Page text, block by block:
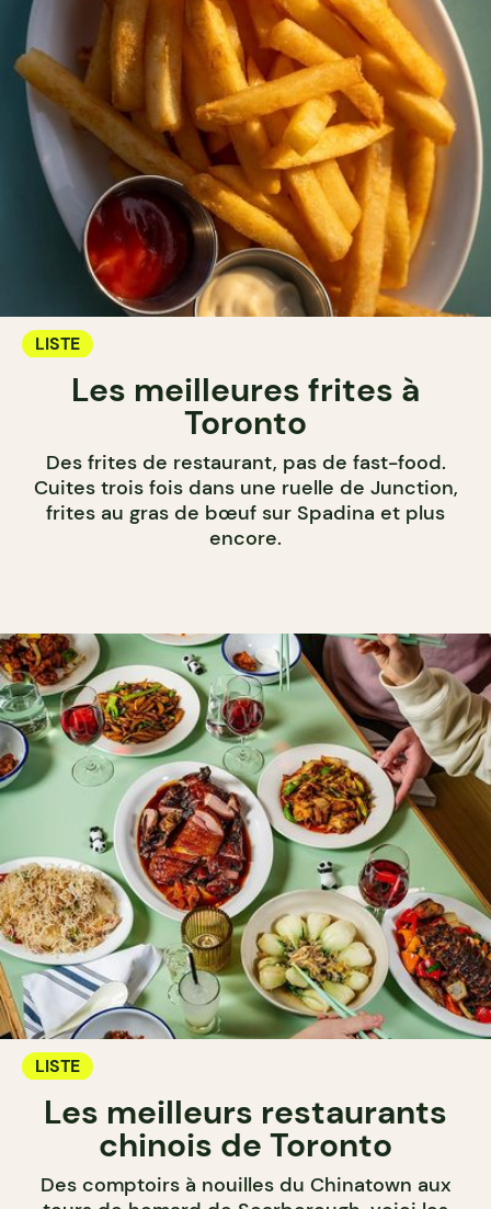
LISTE
Les meilleures frites à
Toronto
Des frites de restaurant, pas de fast-food.
Cuites trois fois dans une ruelle de Junction,
frites au gras de bœuf sur Spadina et plus
encore.
LISTE
Les meilleurs restaurants
chinois de Toronto
Des comptoirs à nouilles du Chinatown aux